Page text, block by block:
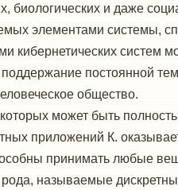
биологических и даже
элементами системы,
систем
постоянной
общество.
может быть
приложений К.
принимать любые
называемые